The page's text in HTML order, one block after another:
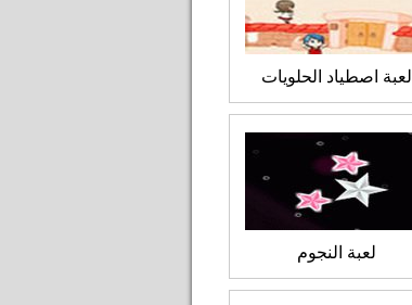
لعبة اصطياد الحلويات
لعبة النجوم